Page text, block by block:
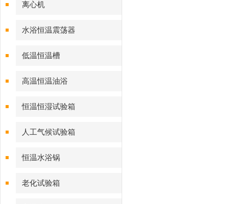
离心机
水浴恒温震荡器
低温恒温槽
高温恒温油浴
恒温恒湿试验箱
人工气候试验箱
恒温水浴锅
老化试验箱